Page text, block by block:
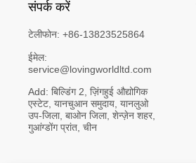
संपर्क करें
टेलीफोन: +86-13823525864
ईमेल:
service@lovingworldltd.com
Add: बिल्डिंग 2, ज़िंगहुई औद्योगिक
एस्टेट, यानचुआन समुदाय, यानलुओ
उप-जिला, बाओन जिला, शेन्ज़ेन शहर,
गुआंग्डोंग प्रांत, चीन